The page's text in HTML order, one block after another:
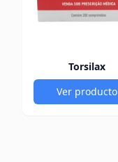
Torsilax
Ver producto